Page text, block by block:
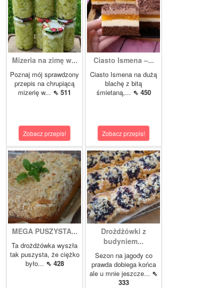
Mizeria na zimę w...
Poznaj mój sprawdzony
przepis na chrupiącą
mizerię w... ⇖ 511
Zobacz przepis!
Ciasto Ismena –...
Ciasto Ismena na dużą
blachę z bitą
śmietaną,... ⇖ 450
Zobacz przepis!
MEGA PUSZYSTA...
Ta drożdżówka wyszła
tak puszysta, że ciężko
było... ⇖ 428
Drożdżówki z
budyniem...
Sezon na jagody co
prawda dobiega końca
ale u mnie jeszcze... ⇖
333